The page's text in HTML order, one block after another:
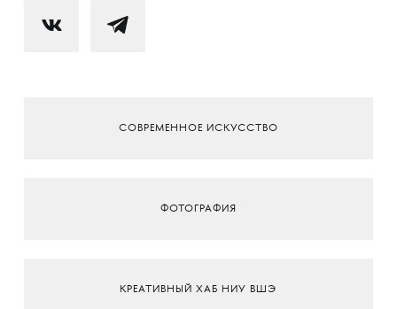
СОВРЕМЕННОЕ ИСКУССТВО
ФОТОГРАФИЯ
КРЕАТИВНЫЙ ХАБ НИУ ВШЭ